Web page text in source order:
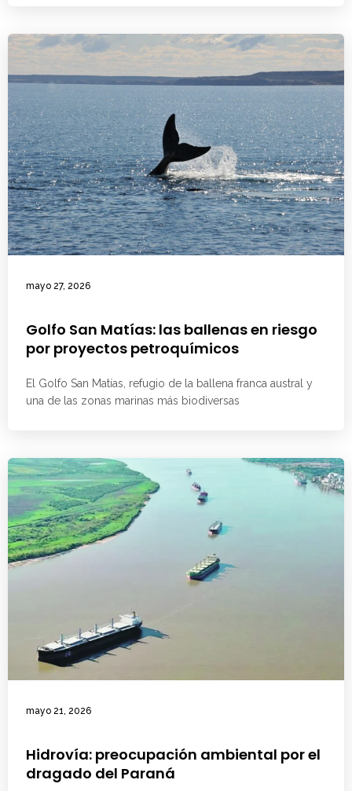
mayo 27, 2026
Golfo San Matías: las ballenas en riesgo
por proyectos petroquímicos
El Golfo San Matías, refugio de la ballena franca austral y
una de las zonas marinas más biodiversas
mayo 21, 2026
Hidrovía: preocupación ambiental por el
dragado del Paraná